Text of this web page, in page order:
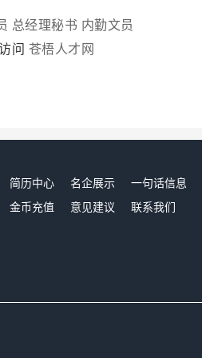
总经理秘书 内勤文员
问 苍梧人才网
简历中心 名企展示 一句话信息
金币充值 意见建议 联系我们